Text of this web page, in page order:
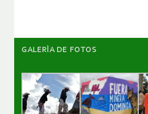
GALERÌA DE FOTOS